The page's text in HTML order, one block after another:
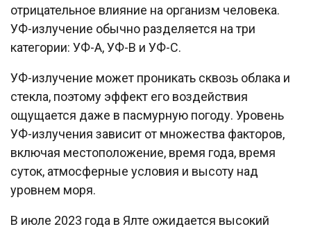
отрицательное влияние на организм человека.
УФ-излучение обычно разделяется на три
категории: УФ-А, УФ-В и УФ-С.
УФ-излучение может проникать сквозь облака и
стекла, поэтому эффект его воздействия
ощущается даже в пасмурную погоду. Уровень
УФ-излучения зависит от множества факторов,
включая местоположение, время года, время
суток, атмосферные условия и высоту над
уровнем моря.
В июле 2023 года в Ялте ожидается высокий